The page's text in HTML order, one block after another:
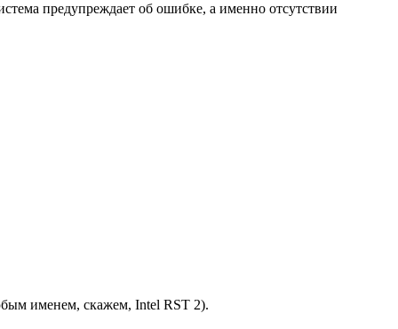
предупреждает об ошибке, а именно отсутствии
именем, скажем, Intel RST 2).